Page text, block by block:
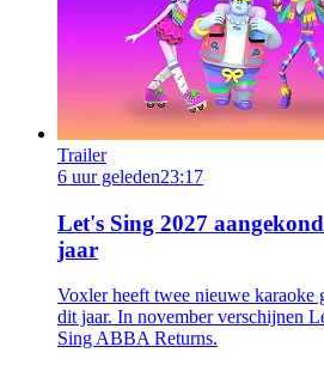
Trailer
6 uur geleden23:17
Let's Sing 2027
jaar
Voxler heeft twee nieuwe karaoke
dit jaar. In november verschijnen
Sing ABBA Returns.